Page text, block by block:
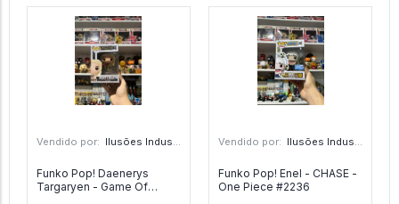
Vendido por: Ilusões Industriais - CE
Funko Pop! Daenerys
Targaryen - Game Of
Vendido por: Ilusões Industriais - CE
Funko Pop! Enel - CHASE -
One Piece #2236